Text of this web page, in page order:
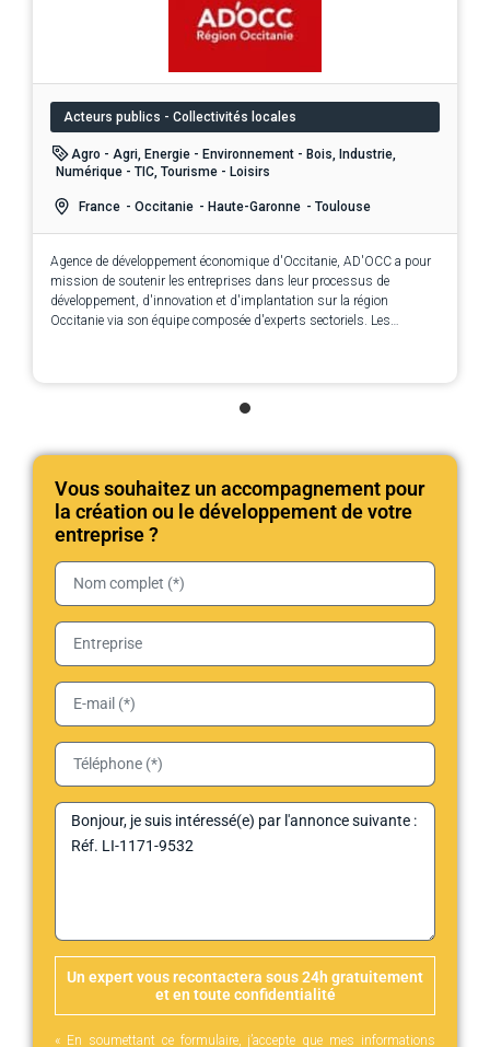
Acteurs publics - Collectivités locales
Agro - Agri, Energie - Environnement - Bois, Industrie,
Numérique - TIC, Tourisme - Loisirs
France - Occitanie - Haute-Garonne - Toulouse
Agence de développement économique d'Occitanie, AD'OCC a pour
mission de soutenir les entreprises dans leur processus de
développement, d'innovation et d'implantation sur la région
Occitanie via son équipe composée d'experts sectoriels. Les
Vous souhaitez un accompagnement pour
la création ou le développement de votre
entreprise ?
Un expert vous recontactera sous 24h gratuitement
et en toute confidentialité
« En soumettant ce formulaire, j’accepte que mes informations